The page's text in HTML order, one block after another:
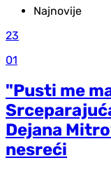
Najnovije
23
01
"Pusti me
Dejana
nesreći